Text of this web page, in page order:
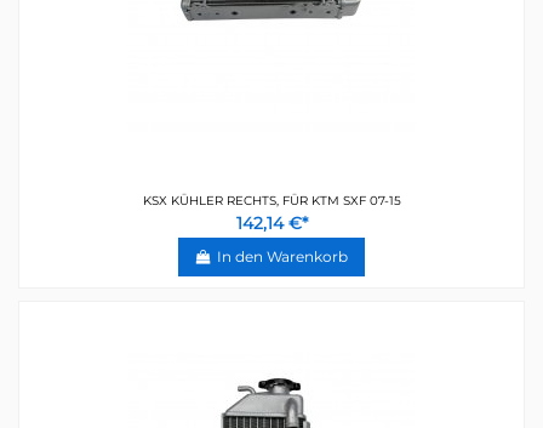
KSX KÜHLER RECHTS, FÜR KTM SXF 07-15
142,14 €*
In den Warenkorb